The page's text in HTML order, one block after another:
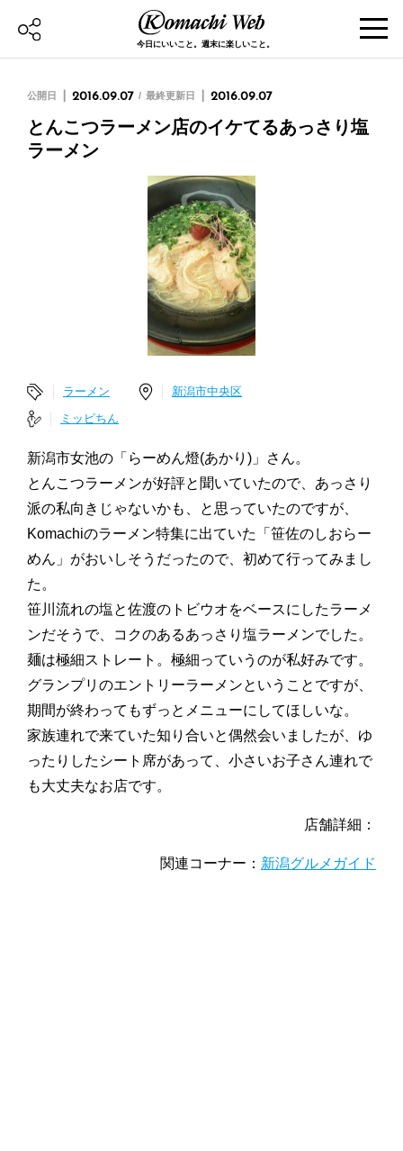
今日にいいこと。週末に楽しいこと。
公開日 2016.09.07 最終更新日 2016.09.07
とんこつラーメン店のイケてるあっさり塩
ラーメン
ラーメン
新潟市中央区
ミッピちん
新潟市女池の「らーめん燈(あかり)」さん。
とんこつラーメンが好評と聞いていたので、あっさり
派の私向きじゃないかも、と思っていたのですが、
Komachiのラーメン特集に出ていた「笹佐のしおらー
めん」がおいしそうだったので、初めて行ってみまし
た。
笹川流れの塩と佐渡のトビウオをベースにしたラーメ
ンだそうで、コクのあるあっさり塩ラーメンでした。
麺は極細ストレート。極細っていうのが私好みです。
グランプリのエントリーラーメンということですが、
期間が終わってもずっとメニューにしてほしいな。
家族連れで来ていた知り合いと偶然会いましたが、ゆ
ったりしたシート席があって、小さいお子さん連れで
も大丈夫なお店です。
店舗詳細：
関連コーナー： 新潟グルメガイド